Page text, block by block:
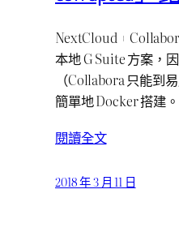
NextCloud +
本地 G Suite 方案，
（Collabora 只能到
簡單地 Docker 搭建
閱讀全文
2018 年 3 月 11 日